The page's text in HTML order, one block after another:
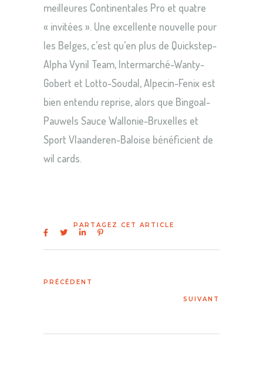
meilleures Continentales Pro et quatre
« invitées ». Une excellente nouvelle pour
les Belges, c’est qu’en plus de Quickstep-
Alpha Vynil Team, Intermarché-Wanty-
Gobert et Lotto-Soudal, Alpecin-Fenix est
bien entendu reprise, alors que Bingoal-
Pauwels Sauce Wallonie-Bruxelles et
Sport Vlaanderen-Baloise bénéficient de
wil cards.